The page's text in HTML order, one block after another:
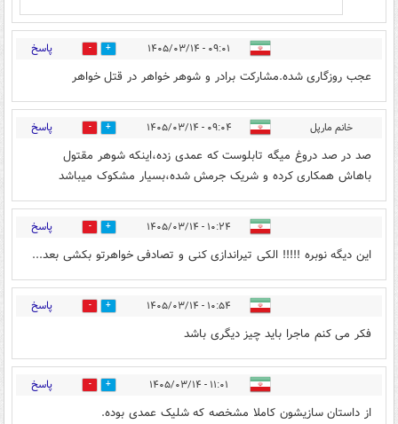
۰۹:۰۱ - ۱۴۰۵/۰۳/۱۴ 5 پاسخ
عجب روزگاری شده.مشارکت برادر و شوهر خواهر در قتل خواهر
خانم مارپل ۰۹:۰۴ - ۱۴۰۵/۰۳/۱۴ 6 پاسخ
صد در صد دروغ میگه تابلوست که عمدی زده،اینکه شوهر مقتول
باهاش همکاری کرده و شریک جرمش شده،بسیار مشکوک میباشد
۱۰:۲۴ - ۱۴۰۵/۰۳/۱۴ 5 پاسخ
این دیگه نوبره !!!!! الکی تیراندازی کنی و تصادفی خواهرتو بکشی بعد...
۱۰:۵۴ - ۱۴۰۵/۰۳/۱۴ 5 پاسخ
فکر می کنم ماجرا باید چیز دیگری باشد
۱۱:۰۱ - ۱۴۰۵/۰۳/۱۴ 5 پاسخ
از داستان سازیشون کاملا مشخصه که شلیک عمدی بوده.